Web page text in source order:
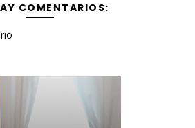
COMENTARIOS: